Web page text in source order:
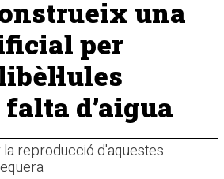
una
per
d’aigua
la reproducció d'aquestes